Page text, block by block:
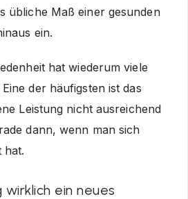
übliche Maß einer gesunden
ein.
hat wiederum viele
der häufigsten ist das
Leistung nicht ausreichend
dann, wenn man sich
hat.
ein neues